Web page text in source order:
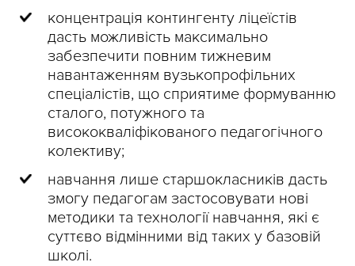
концентрація контингенту ліцеїстів
дасть можливість максимально
забезпечити повним тижневим
навантаженням вузькопрофільних
спеціалістів, що сприятиме формуванню
сталого, потужного та
висококваліфікованого педагогічного
колективу;
навчання лише старшокласників дасть
змогу педагогам застосовувати нові
методики та технології навчання, які є
суттєво відмінними від таких у базовій
школі.